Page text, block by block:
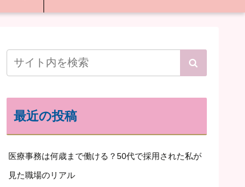
最近の投稿
医療事務は何歳まで働ける？50代で採用された私が
見た職場のリアル